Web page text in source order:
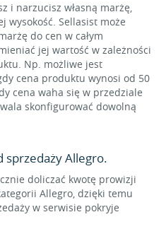
i narzucisz własną marżę,
wysokość. Sellasist może
do cen w całym
jej wartość w zależności
Np. możliwe jest
cena produktu wynosi od 50
cena waha się w przedziale
skonfigurować dowolną
sprzedaży Allegro.
doliczać kwotę prowizji
Allegro, dzięki temu
w serwisie pokryje